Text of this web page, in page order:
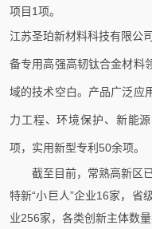
项目1项。
江苏圣珀新材料科技有限公
备专用高强高韧钛合金材料
域的技术空白。产品广泛应
力工程、环境保护、新能
项，实用新型专利50余项。
截至目前，常熟高新区
特新“小巨人”企业16家，省
业256家，各类创新主体数量